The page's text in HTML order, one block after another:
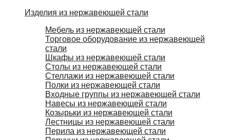
Изделия из нержавеющей стали
Мебель из нержавеющей стали
Торговое оборудование из нержавеющей
стали
Шкафы из нержавеющей стали
Столы из нержавеющей стали
Стеллажи из нержавеющей стали
Полки из нержавеющей стали
Входные группы из нержавеющей стали
Навесы из нержавеющей стали
Козырьки из нержавеющей стали
Лестницы из нержавеющей стали
Перила из нержавеющей стали